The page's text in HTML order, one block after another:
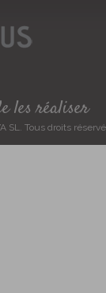
les réaliser
SL. Tous droits